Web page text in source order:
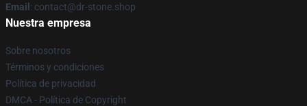
Email : contact@dr-stone.shop
Nuestra empresa
Sobre nosotros
Términos y condiciones
Política de privacidad
DMCA - Política de Copyright